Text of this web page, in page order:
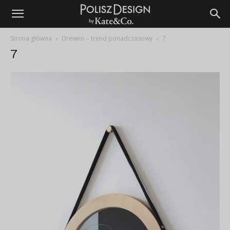
Strona główna Drewno – trend ponadczasowy 7
7